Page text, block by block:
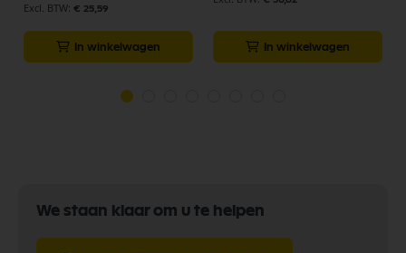
€ 25,59
In winkelwagen In winkelwagen
We staan klaar om u te helpen